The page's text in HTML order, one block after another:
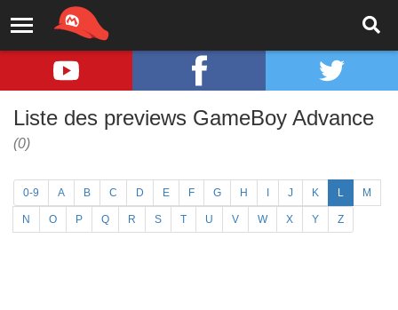
Liste des previews GameBoy Advance
(0)
0-9 A B C D E F G H J K L M
N O P Q R S T U V W X Y Z